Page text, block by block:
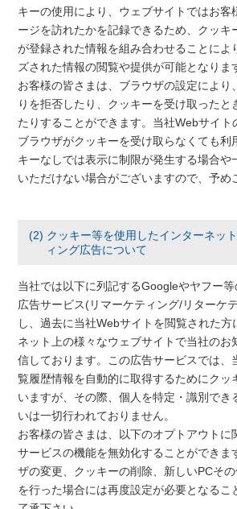
キーの使用により、ウェブサイトではお客
ージを訪れたかを記録できるため、クッキ
が登録された情報を組み合わせることによ
ズされた情報の閲覧や提供が可能となりま
お客様の皆さまは、ブラウザの設定により
りを拒否したり、クッキーを受け取ったと
たりすることができます。当社Webサイト
ブラウザがクッキーを受け取らなくても利
キーなしでは表示に制限が発生する場合や
いただけない場合がございますので、予め
(2) クッキー等を使用したインターネッ
ィング広告について
当社では以下に列記するGoogleやヤフー
広告サービス(リマーケティング/リターケ
し、過去に当社Webサイトを閲覧された方
ネット上の様々なウェブサイトで当社のお
信しております。この広告サービスでは、
覧履歴情報を自動的に取得するためにクッ
いますが、その際、個人を特定・識別でき
いは一切行われておりません。
お客様の皆さまは、以下のオプトアウトに
サービスの機能を無効化することができま
ザの変更、クッキーの削除、新しいPCそ
を行った場合には再度設定が必要となるこ